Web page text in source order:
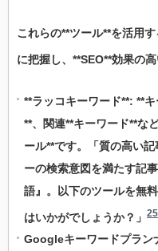
これらの**ツール**を活用
に把握し、**SEO**効果の
**ラッコキーワード**: **
**、関連**キーワード**な
ール**です。「質の高い
ーの検索意図を満たす記
語』。以下のツールを無
はいかがでしょうか？」 25
Googleキーワードプラン